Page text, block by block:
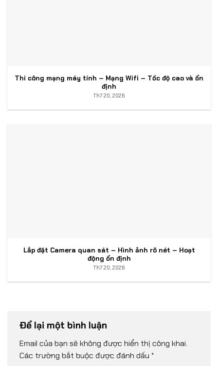
Thi công mạng máy tính – Mạng Wifi – Tốc độ cao và ổn
định
Th7 20, 2026
Lắp đặt Camera quan sát – Hình ảnh rõ nét – Hoạt
động ổn định
Th7 20, 2026
Để lại một bình luận
Email của bạn sẽ không được hiển thị công khai.
Các trường bắt buộc được đánh dấu *